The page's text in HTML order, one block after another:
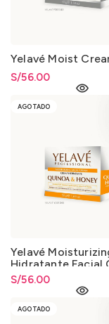
Yelavé Moist
S/56.00
AGOTADO
Yelavé
Hidratante Facial
Honey 50g
S/56.00
AGOTADO